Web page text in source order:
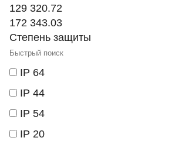
129 320.72
172 343.03
Степень защиты
IP 64
IP 44
IP 54
IP 20